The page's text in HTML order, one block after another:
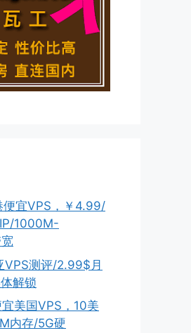
宜VPS，￥4.99/
1000M-
VPS测评/2.99$月
解锁
美国VPS，10美
内存/5G硬